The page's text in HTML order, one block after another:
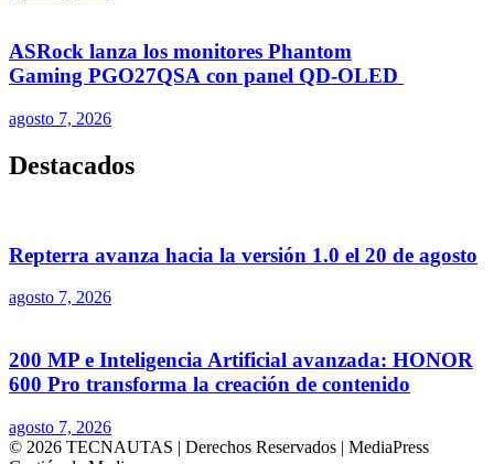
ASRock lanza los monitores Phantom
Gaming PGO27QSA con panel QD-OLED
agosto 7, 2026
Destacados
Repterra avanza hacia la versión 1.0 el 20 de agosto
agosto 7, 2026
200 MP e Inteligencia Artificial avanzada: HONOR
600 Pro transforma la creación de contenido
agosto 7, 2026
© 2026 TECNAUTAS | Derechos Reservados | MediaPress